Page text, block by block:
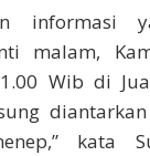
informasi
malam,
Wib di
kata